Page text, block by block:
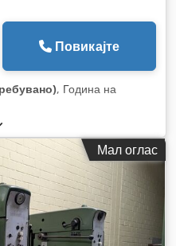
Повикајте
, Година на
Мал оглас